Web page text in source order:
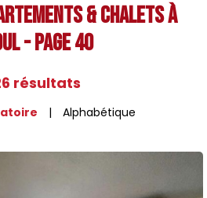
& Chalets à
- Page 40
résultats
Alphabétique